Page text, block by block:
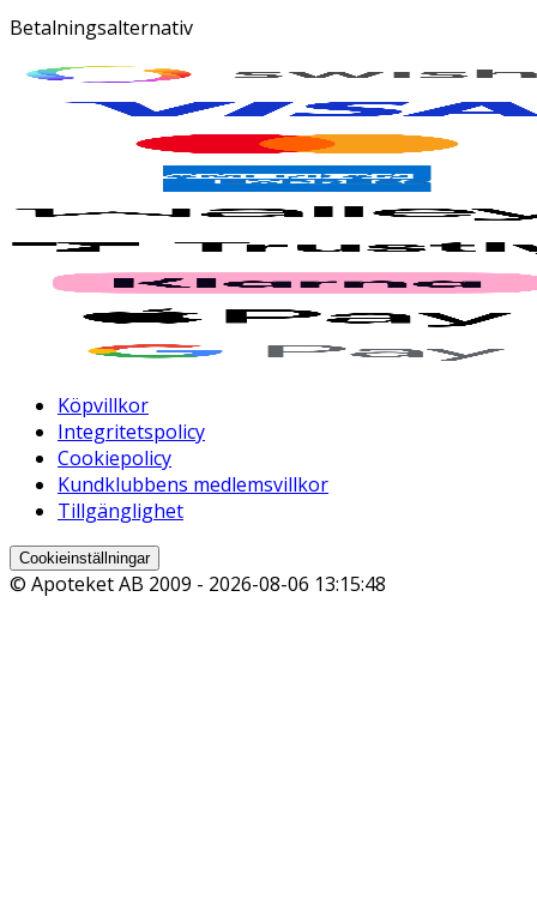
Betalningsalternativ
Köpvillkor
Integritetspolicy
Cookiepolicy
Kundklubbens medlemsvillkor
Tillgänglighet
Cookieinställningar
© Apoteket AB 2009 - 2026-08-06 13:15:48